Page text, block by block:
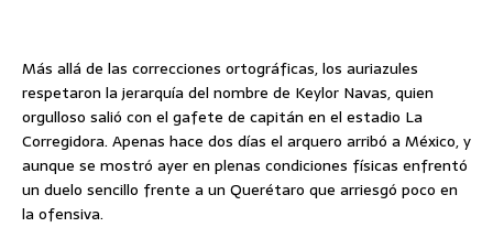
Más allá de las correcciones ortográficas, los auriazules
respetaron la jerarquía del nombre de Keylor Navas, quien
orgulloso salió con el gafete de capitán en el estadio La
Corregidora. Apenas hace dos días el arquero arribó a México, y
aunque se mostró ayer en plenas condiciones físicas enfrentó
un duelo sencillo frente a un Querétaro que arriesgó poco en
la ofensiva.